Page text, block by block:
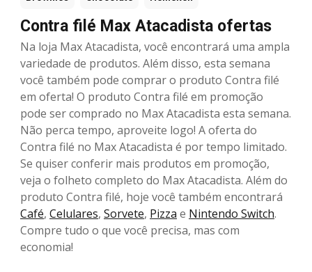
Contra filé Max Atacadista ofertas
Na loja Max Atacadista, você encontrará uma ampla
variedade de produtos. Além disso, esta semana
você também pode comprar o produto Contra filé
em oferta! O produto Contra filé em promoção
pode ser comprado no Max Atacadista esta semana.
Não perca tempo, aproveite logo! A oferta do
Contra filé no Max Atacadista é por tempo limitado.
Se quiser conferir mais produtos em promoção,
veja o folheto completo do Max Atacadista. Além do
produto Contra filé, hoje você também encontrará
Café, Celulares, Sorvete, Pizza e Nintendo Switch.
Compre tudo o que você precisa, mas com
economia!